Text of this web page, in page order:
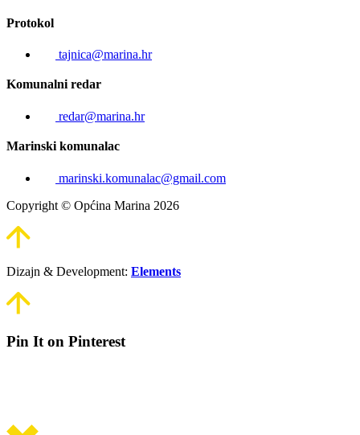
Protokol
tajnica@marina.hr
Komunalni redar
redar@marina.hr
Marinski komunalac
marinski.komunalac@gmail.com
Copyright © Općina Marina 2026
Dizajn & Development: Elements
Pin It on Pinterest